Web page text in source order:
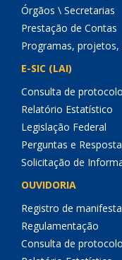
Órgãos \ Secretarias
Prestação de Contas
Programas,
E-SIC (LAI)
Consulta de protocolo
Relatório Estatístico
Legislação Federal
Perguntas e
Solicitação de
OUVIDORIA
Registro de
Regulamentação
Consulta de protocolo